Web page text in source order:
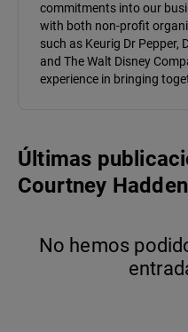
commitments into our
with both non-profit
such as Keurig Dr Pepper,
and The Walt Disney
experience in bringing
Últimas
Courtney Hadden
No hemos